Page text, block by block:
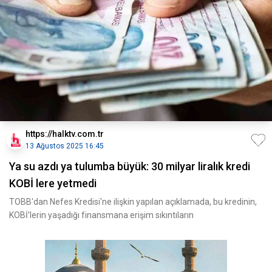
https://halktv.com.tr
13 Ağustos 2025 16:45
Ya su azdı ya tulumba büyük: 30 milyar liralık kredi
KOBİ lere yetmedi
TOBB'dan Nefes Kredisi'ne ilişkin yapılan açıklamada, bu kredinin,
KOBİ'lerin yaşadığı finansmana erişim sıkıntıların